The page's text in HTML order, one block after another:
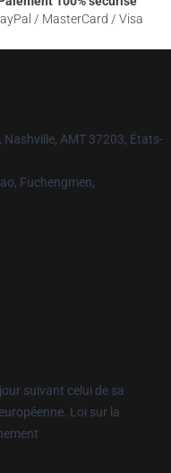
/ MasterCard / Visa
Nashville, AMT 37203, États-
Fuchengmen,
suivant celui de sa
Loi sur la